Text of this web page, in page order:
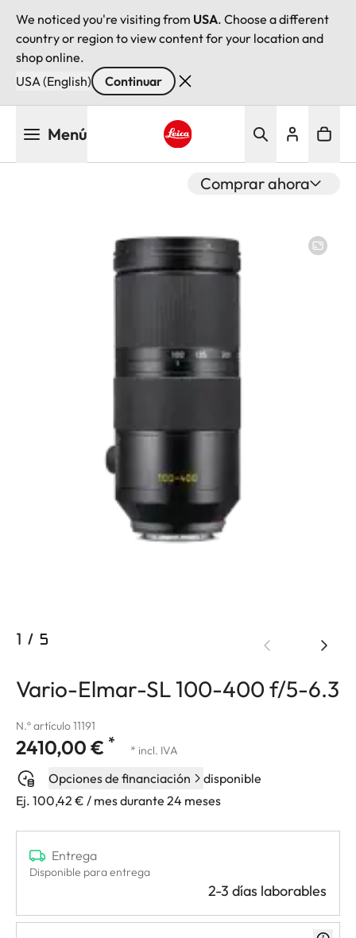
We noticed you're visiting from USA. Choose a different
country or region to view content for your location and
shop online.
USA (English)
Continuar
Menú
Comprar ahora
1 / 5
Vario-Elmar-SL 100-400 f/5-6.3
N.º artículo 11191
2410,00 € * * incl. IVA
Opciones de financiación
disponible
Ej. 100,42 € / mes durante 24 meses
Entrega
Disponible para entrega
2-3 días laborables